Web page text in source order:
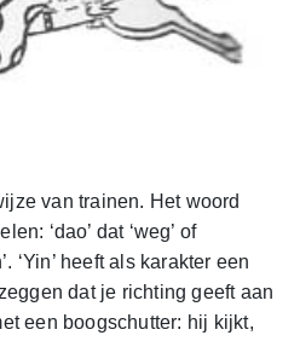
van trainen. Het woord
‘dao’ dat ‘weg’ of
‘Yin’ heeft als karakter een
dat je richting geeft aan
een boogschutter: hij kijkt,